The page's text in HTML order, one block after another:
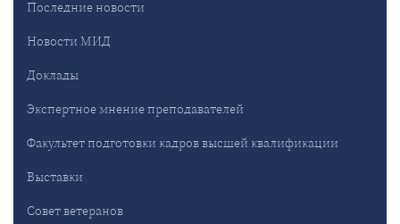
Последние новости
Новости МИД
Доклады
Экспертное мнение преподавателей
Факультет подготовки кадров высшей квалификации
Выставки
Совет ветеранов